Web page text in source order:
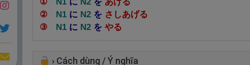
②N1 に N2 を さしあげる
③ N1 に N2 を やる
› Cách dùng / Ý nghĩa